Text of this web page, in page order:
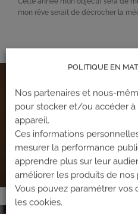
mon rêve serait de décrocher la
POLITIQUE EN
Nos partenaires et nous-
pour stocker et/ou accéder
appareil.
Ces informations
mesurer la performance
apprendre plus sur leur
améliorer les produits de nos
Vous pouvez paramétrer vos
les cookies.